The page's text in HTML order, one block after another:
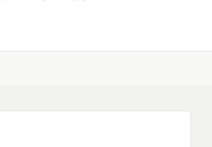
消息。如果你需要这